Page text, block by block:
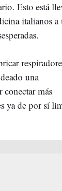
Esto está
italianos a
una
más
ya de por sí